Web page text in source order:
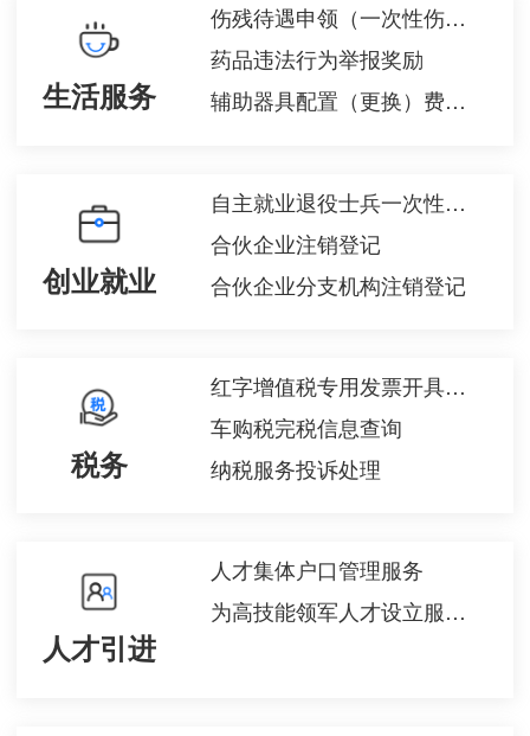
生活服务
伤残待遇申领（一次性伤残补助金、伤残津贴和生活护理费）
药品违法行为举报奖励
辅助器具配置（更换）费用申报
创业就业
自主就业退役士兵一次性经济补助金的给付
合伙企业注销登记
合伙企业分支机构注销登记
税务
红字增值税专用发票开具申请
车购税完税信息查询
纳税服务投诉处理
人才引进
人才集体户口管理服务
为高技能领军人才设立服务窗口、提出相关服务申请